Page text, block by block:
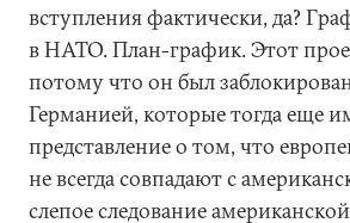
вступления фактически, да?
в НАТО. План-график. Этот
потому что он был
Германией, которые тогда еще
представление о том, что
не всегда совпадают с
слепое следование